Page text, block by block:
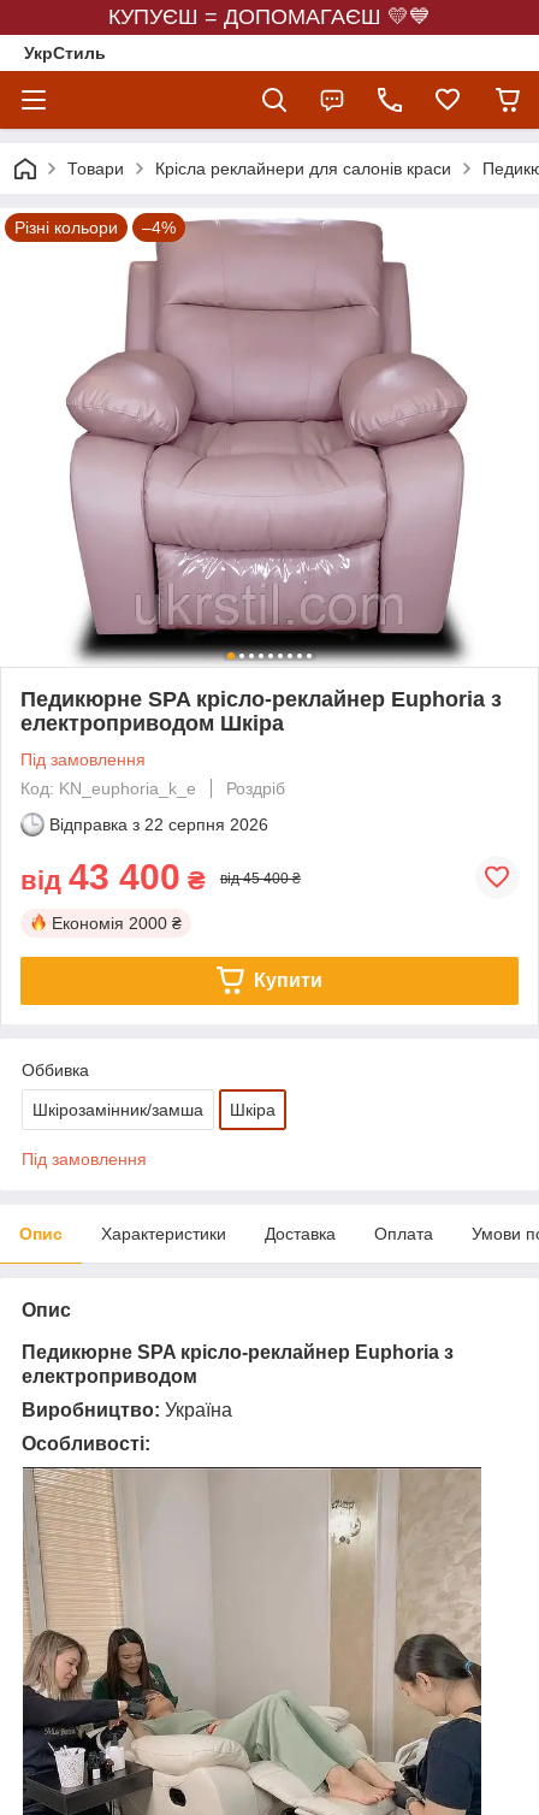
КУПУЄШ = ДОПОМАГАЄШ 💛💙
УкрСтиль
Товари Крісла реклайнери для салонів краси
Різні кольори –4%
Педикюрне SPA крісло-реклайнер Euphoria з
електроприводом Шкіра
Під замовлення
Код: KN_euphoria_k_e
Роздріб
Відправка з 22 серпня 2026
від 43 400 ₴ від 45 400 ₴
Економія 2000 ₴
Купити
Оббивка
Шкірозамінник/замша Шкіра
Під замовлення
Опис Характеристики Доставка Оплата Умови
Опис
Педикюрне SPA крісло-реклайнер Euphoria з
електроприводом
Виробництво: Україна
Особливості: